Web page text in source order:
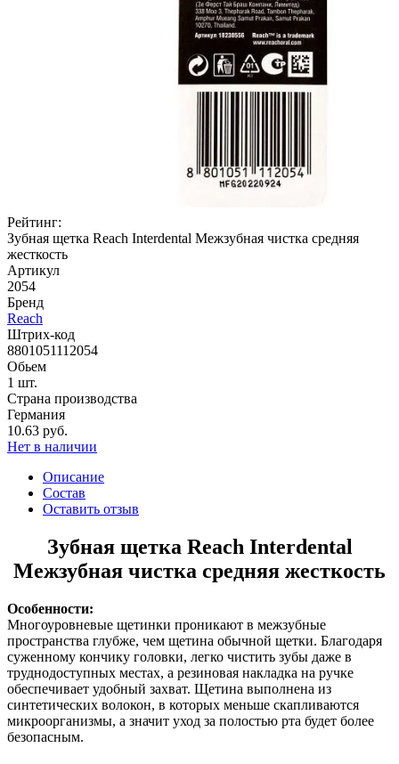
Рейтинг:
Зубная щетка Reach Interdental Межзубная чистка средняя
жесткость
Артикул
2054
Бренд
Reach
Штрих-код
8801051112054
Обьем
1 шт.
Страна производства
Германия
10.63 руб.
Нет в наличии
Описание
Состав
Оставить отзыв
Зубная щетка Reach Interdental
Межзубная чистка средняя жесткость
Особенности:
Многоуровневые щетинки проникают в межзубные
пространства глубже, чем щетина обычной щетки. Благодаря
суженному кончику головки, легко чистить зубы даже в
труднодоступных местах, а резиновая накладка на ручке
обеспечивает удобный захват. Щетина выполнена из
синтетических волокон, в которых меньше скапливаются
микроорганизмы, а значит уход за полостью рта будет более
безопасным.